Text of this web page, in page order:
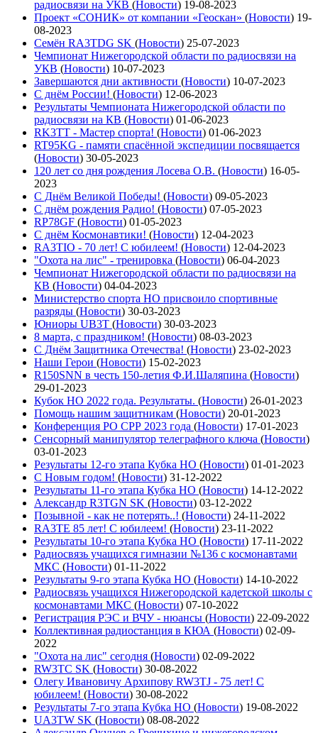
радиосвязи на УКВ (Новости) 19-08-2023
Проект «СОНИК» от компании «Геоскан» (Новости) 19-
08-2023
Семён RA3TDG SK (Новости) 25-07-2023
Чемпионат Нижегородской области по радиосвязи на
УКВ (Новости) 10-07-2023
Завершаются дни активности (Новости) 10-07-2023
С днём России! (Новости) 12-06-2023
Результаты Чемпионата Нижегородской области по
радиосвязи на КВ (Новости) 01-06-2023
RK3TT - Мастер спорта! (Новости) 01-06-2023
RT95KG - памяти спасённой экспедиции посвящается
(Новости) 30-05-2023
120 лет со дня рождения Лосева О.В. (Новости) 16-05-
2023
С Днём Великой Победы! (Новости) 09-05-2023
С днём рождения Радио! (Новости) 07-05-2023
RP78GF (Новости) 01-05-2023
С днём Космонавтики! (Новости) 12-04-2023
RA3TIO - 70 лет! С юбилеем! (Новости) 12-04-2023
"Охота на лис" - тренировка (Новости) 06-04-2023
Чемпионат Нижегородской области по радиосвязи на
КВ (Новости) 04-04-2023
Министерство спорта НО присвоило спортивные
разряды (Новости) 30-03-2023
Юниоры UB3T (Новости) 30-03-2023
8 марта, с праздником! (Новости) 08-03-2023
С Днём Защитника Отечества! (Новости) 23-02-2023
Наши Герои (Новости) 15-02-2023
R150SNN в честь 150-летия Ф.И.Шаляпина (Новости)
29-01-2023
Кубок НО 2022 года. Результаты. (Новости) 26-01-2023
Помощь нашим защитникам (Новости) 20-01-2023
Конференция РО СРР 2023 года (Новости) 17-01-2023
Сенсорный манипулятор телеграфного ключа (Новости)
03-01-2023
Результаты 12-го этапа Кубка НО (Новости) 01-01-2023
С Новым годом! (Новости) 31-12-2022
Результаты 11-го этапа Кубка НО (Новости) 14-12-2022
Александр R3TGN SK (Новости) 03-12-2022
Позывной - как не потерять..! (Новости) 24-11-2022
RA3TE 85 лет! С юбилеем! (Новости) 23-11-2022
Результаты 10-го этапа Кубка НО (Новости) 17-11-2022
Радиосвязь учащихся гимназии №136 с космонавтами
МКС (Новости) 01-11-2022
Результаты 9-го этапа Кубка НО (Новости) 14-10-2022
Радиосвязь учащихся Нижегородской кадетской школы с
космонавтами МКС (Новости) 07-10-2022
Регистрация РЭС и ВЧУ - нюансы (Новости) 22-09-2022
Коллективная радиостанция в КЮА (Новости) 02-09-
2022
"Охота на лис" сегодня (Новости) 02-09-2022
RW3TC SK (Новости) 30-08-2022
Олегу Ивановичу Архипову RW3TJ - 75 лет! С
юбилеем! (Новости) 30-08-2022
Результаты 7-го этапа Кубка НО (Новости) 19-08-2022
UA3TW SK (Новости) 08-08-2022